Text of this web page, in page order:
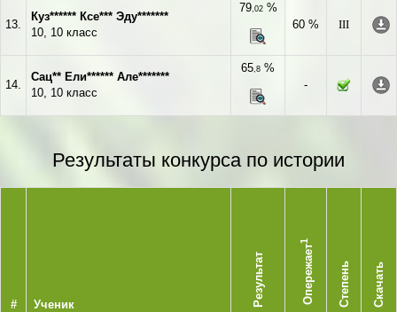
13.
Куз****** Ксе*** Эду*******
10, 10 класс
79,02%
60 %
III
14.
Сац** Ели****** Але*******
10, 10 класс
65,8 %
-
Результаты конкурса по истории
# Ученик Результат Опережает
1
Степень Скачать